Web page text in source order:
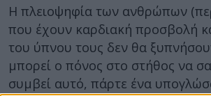
Η πλειοψηφία των ανθρώπων
που έχουν καρδιακή προσβολή
του ύπνου τους δεν θα
μπορεί ο πόνος στο στήθος να
συμβεί αυτό, πάρτε ένα